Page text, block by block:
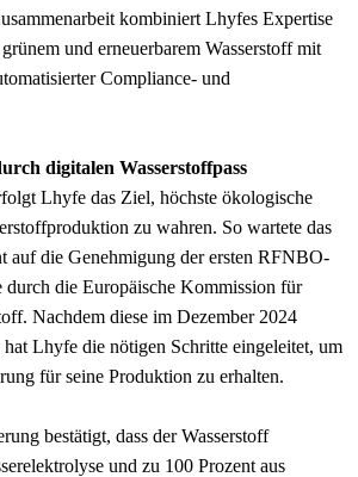
kombiniert Lhyfes Expertise
und erneuerbarem Wasserstoff mit
Compliance- und
digitalen Wasserstoffpass
Lhyfe das Ziel, höchste ökologische
zu wahren. So wartete das
auf die Genehmigung der ersten RFNBO-
durch die Europäische Kommission für
Nachdem diese im Dezember 2024
Lhyfe die nötigen Schritte eingeleitet, um
für seine Produktion zu erhalten.
bestätigt, dass der Wasserstoff
und zu 100 Prozent aus